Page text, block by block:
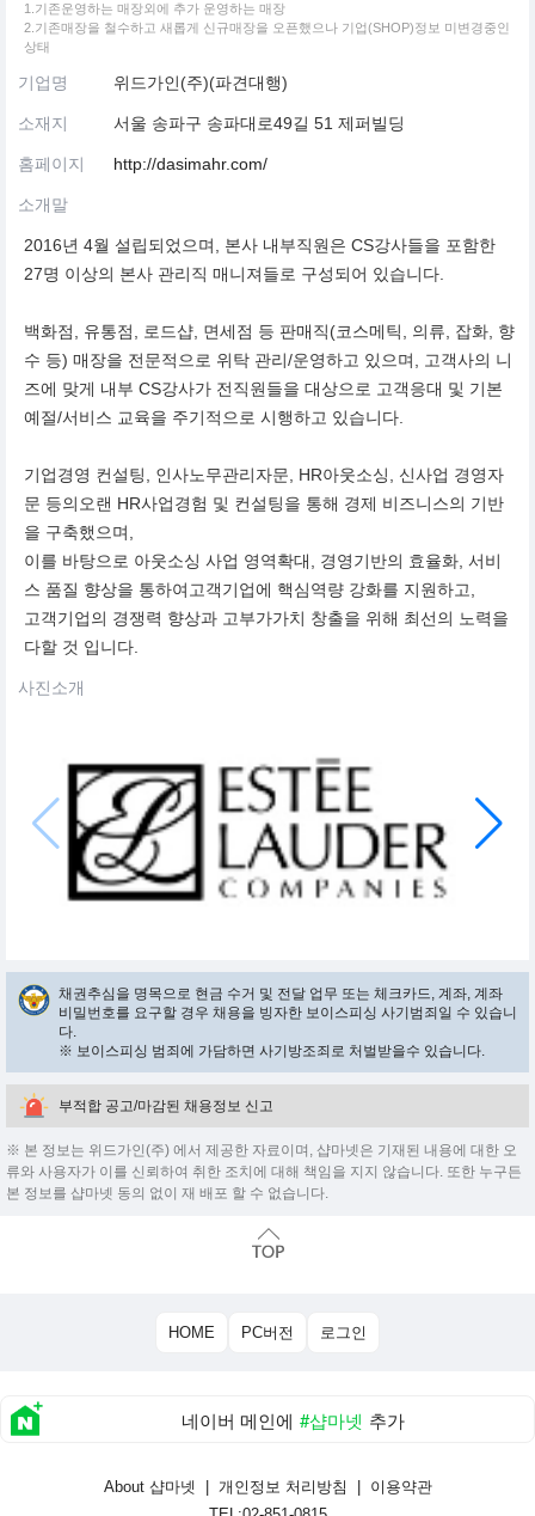
1.기존운영하는 매장외에 추가 운영하는 매장
2.기존매장을 철수하고 새롭게 신규매장을 오픈했으나 기업(SHOP)정보 미변경중인
상태
기업명 위드가인(주)(파견대행)
소재지 서울 송파구 송파대로49길 51 제퍼빌딩
홈페이지 http://dasimahr.com/
소개말
2016년 4월 설립되었으며, 본사 내부직원은 CS강사들을 포함한
27명 이상의 본사 관리직 매니져들로 구성되어 있습니다.
백화점, 유통점, 로드샵, 면세점 등 판매직(코스메틱, 의류, 잡화, 향
수 등) 매장을 전문적으로 위탁 관리/운영하고 있으며, 고객사의 니
즈에 맞게 내부 CS강사가 전직원들을 대상으로 고객응대 및 기본
예절/서비스 교육을 주기적으로 시행하고 있습니다.
기업경영 컨설팅, 인사노무관리자문, HR아웃소싱, 신사업 경영자
문 등의오랜 HR사업경험 및 컨설팅을 통해 경제 비즈니스의 기반
을 구축했으며,
이를 바탕으로 아웃소싱 사업 영역확대, 경영기반의 효율화, 서비
스 품질 향상을 통하여고객기업에 핵심역량 강화를 지원하고,
고객기업의 경쟁력 향상과 고부가가치 창출을 위해 최선의 노력을
다할 것 입니다.
사진소개
채권추심을 명목으로 현금 수거 및 전달 업무 또는 체크카드, 계좌, 계좌
비밀번호를 요구할 경우 채용을 빙자한 보이스피싱 사기범죄일 수 있습니
다.
※ 보이스피싱 범죄에 가담하면 사기방조죄로 처벌받을수 있습니다.
부적합 공고/마감된 채용정보 신고
※ 본 정보는 위드가인(주) 에서 제공한 자료이며, 샵마넷은 기재된 내용에 대한 오
류와 사용자가 이를 신뢰하여 취한 조치에 대해 책임을 지지 않습니다. 또한 누구든
본 정보를 샵마넷 동의 없이 재 배포 할 수 없습니다.
HOME PC버전 로그인
네이버 메인에 #샵마넷 추가
About 샵마넷 개인정보 처리방침
이용약관